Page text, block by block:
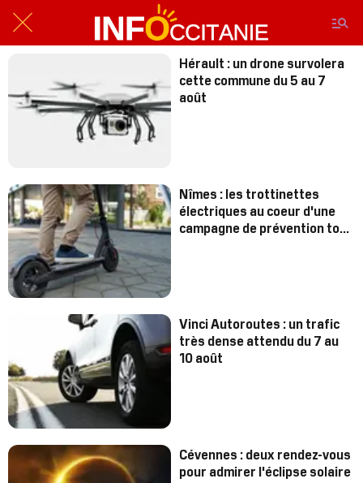
Hérault : un drone survolera
cette commune du 5 au 7
août
Nîmes : les trottinettes
électriques au coeur d'une
campagne de prévention tout
Vinci Autoroutes : un trafic
très dense attendu du 7 au
10 août
Cévennes : deux rendez-vous
pour admirer l'éclipse solaire